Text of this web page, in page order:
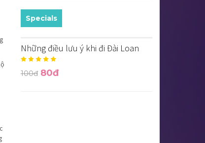
Specials
Những điều lưu ý khi đi Đài Loan
100đ 80đ